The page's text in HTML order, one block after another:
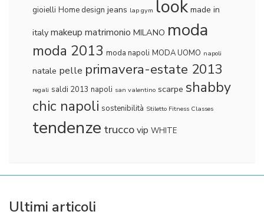
gioielli Home design jeans lap gym look made in
italy makeup matrimonio MILANO moda
moda 2013 moda napoli MODA UOMO napoli
natale pelle primavera-estate 2013
regali saldi 2013 napoli san valentino scarpe shabby
chic napoli sostenibilità Stiletto Fitness Classes
tendenze truccovip WHITE
Ultimi articoli